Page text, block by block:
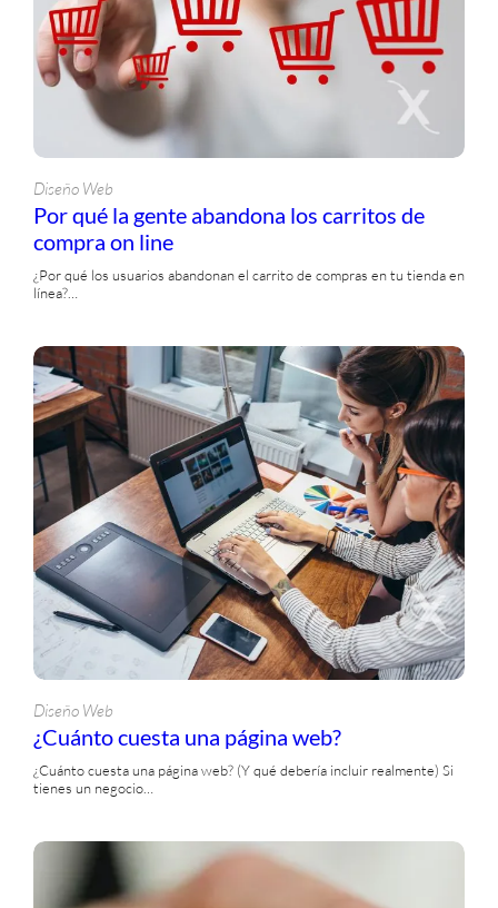
Diseño Web
Por qué la gente abandona los carritos de
compra on line
¿Por qué los usuarios abandonan el carrito de compras en tu tienda en
línea?…
Diseño Web
¿Cuánto cuesta una página web?
¿Cuánto cuesta una página web? (Y qué debería incluir realmente) Si
tienes un negocio…